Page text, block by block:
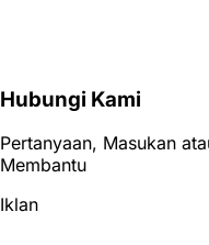
Hubungi Kami
Pertanyaan, Masukan
Membantu
Iklan